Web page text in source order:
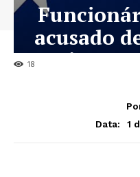
18
acusado
crianças
Data:
1